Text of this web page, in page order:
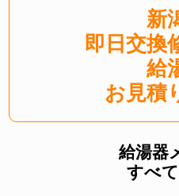
新
即日交換
給
お見積
給湯器
すべ